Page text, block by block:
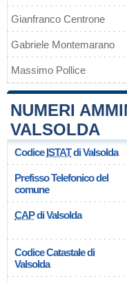
Gianfranco Centrone
Gabriele Montemarano
Massimo Pollice
NUMERI
VALSOLDA
CodiceISTATdi Valsolda
Prefisso Telefonico del
comune
CAPdi Valsolda
Codice Catastale di
Valsolda